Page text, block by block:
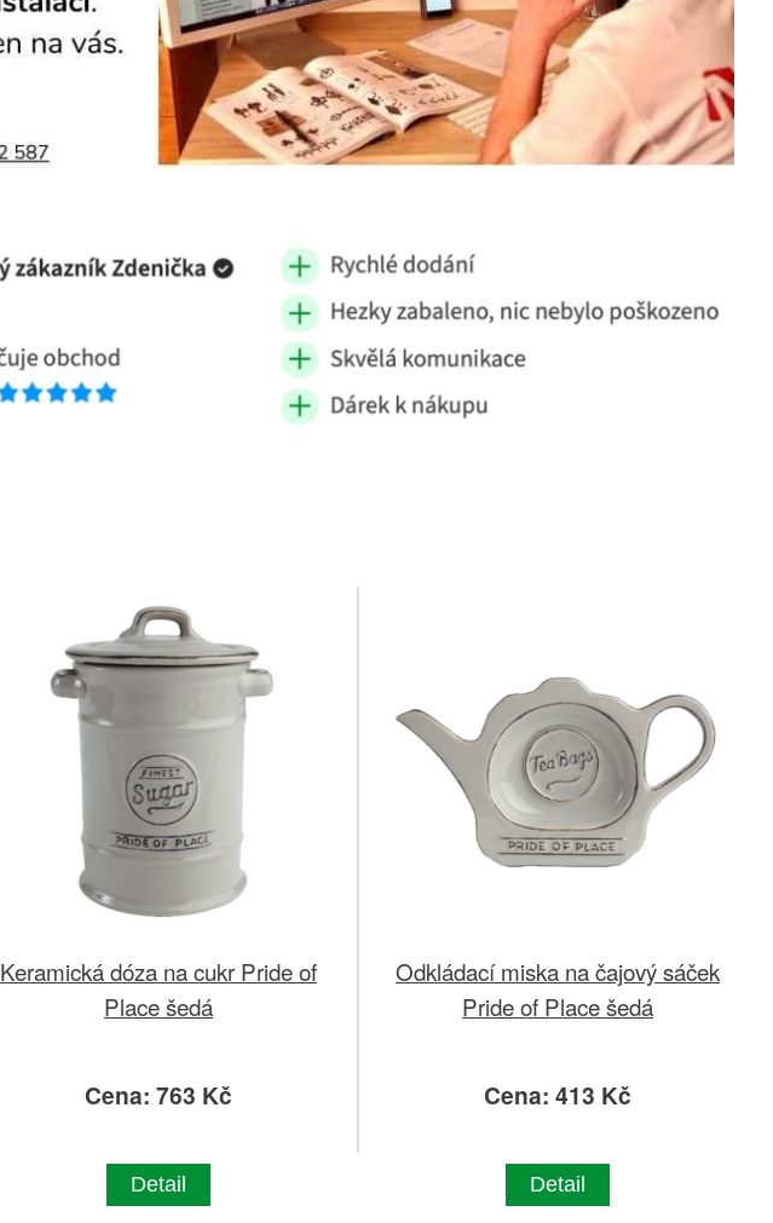
Keramická dóza na cukr Pride of
Place šedá
Cena: 763 Kč
Detail
Odkládací miska na čajový sáček
Pride of Place šedá
Cena: 413 Kč
Detail